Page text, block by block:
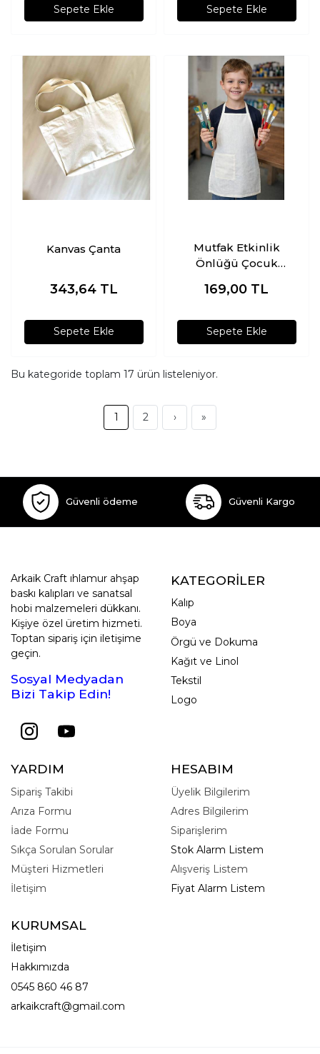
Sepete Ekle Sepete Ekle
Kanvas Çanta
343,64 TL
Sepete Ekle
Mutfak Etkinlik
Önlüğü Çocuk
Baskısız
169,00 TL
Sepete Ekle
Bu kategoride toplam 17 ürün listeleniyor.
1 2 › »
Güvenli ödeme Güvenli Kargo
Arkaik Craft ıhlamur ahşap
baskı kalıpları ve sanatsal
hobi malzemeleri dükkanı.
Kişiye özel üretim hizmeti.
Toptan sipariş için iletişime
geçin.
Sosyal Medyadan
Bizi Takip Edin!
KATEGORİLER
Kalıp
Boya
Örgü ve Dokuma
Kağıt ve Linol
Tekstil
Logo
YARDIM
Sipariş Takibi
Arıza Formu
İade Formu
Sıkça Sorulan Sorular
Müşteri Hizmetleri
İletişim
HESABIM
Üyelik Bilgilerim
Adres Bilgilerim
Siparişlerim
Stok Alarm Listem
Alışveriş Listem
Fiyat Alarm Listem
KURUMSAL
İletişim
Hakkımızda
0545 860 46 87
arkaikcraft@gmail.com